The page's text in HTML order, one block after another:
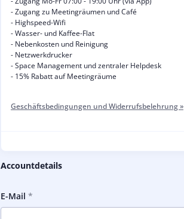
- Zugang zu Meetingräumen und Café
- Highspeed-Wifi
- Wasser- und Kaffee-Flat
- Nebenkosten und Reinigung
- Netzwerkdrucker
- Space Management und zentraler Helpdesk
- 15% Rabatt auf Meetingräume
Geschäftsbedingungen und Widerrufsbelehrung »
Accountdetails
E-Mail